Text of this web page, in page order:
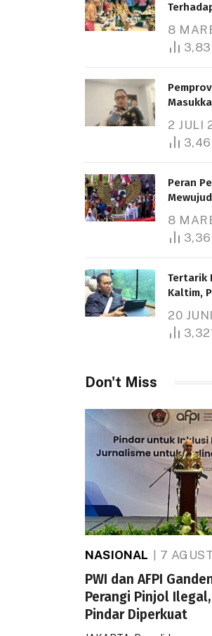
8
Bantuan
2 JULI
Peran
8
Tertarik
Kaltim,
1.000
20
Don't Miss
NASIONAL 7
PWI dan AFPI
Perangi Pinjol
Pindar Diperkuat